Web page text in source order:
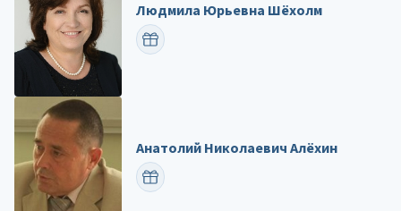
Людмила Юрьевна Шёхолм
ПОЗДРАВИТЬ
Анатолий Николаевич Алёхин
ПОЗДРАВИТЬ